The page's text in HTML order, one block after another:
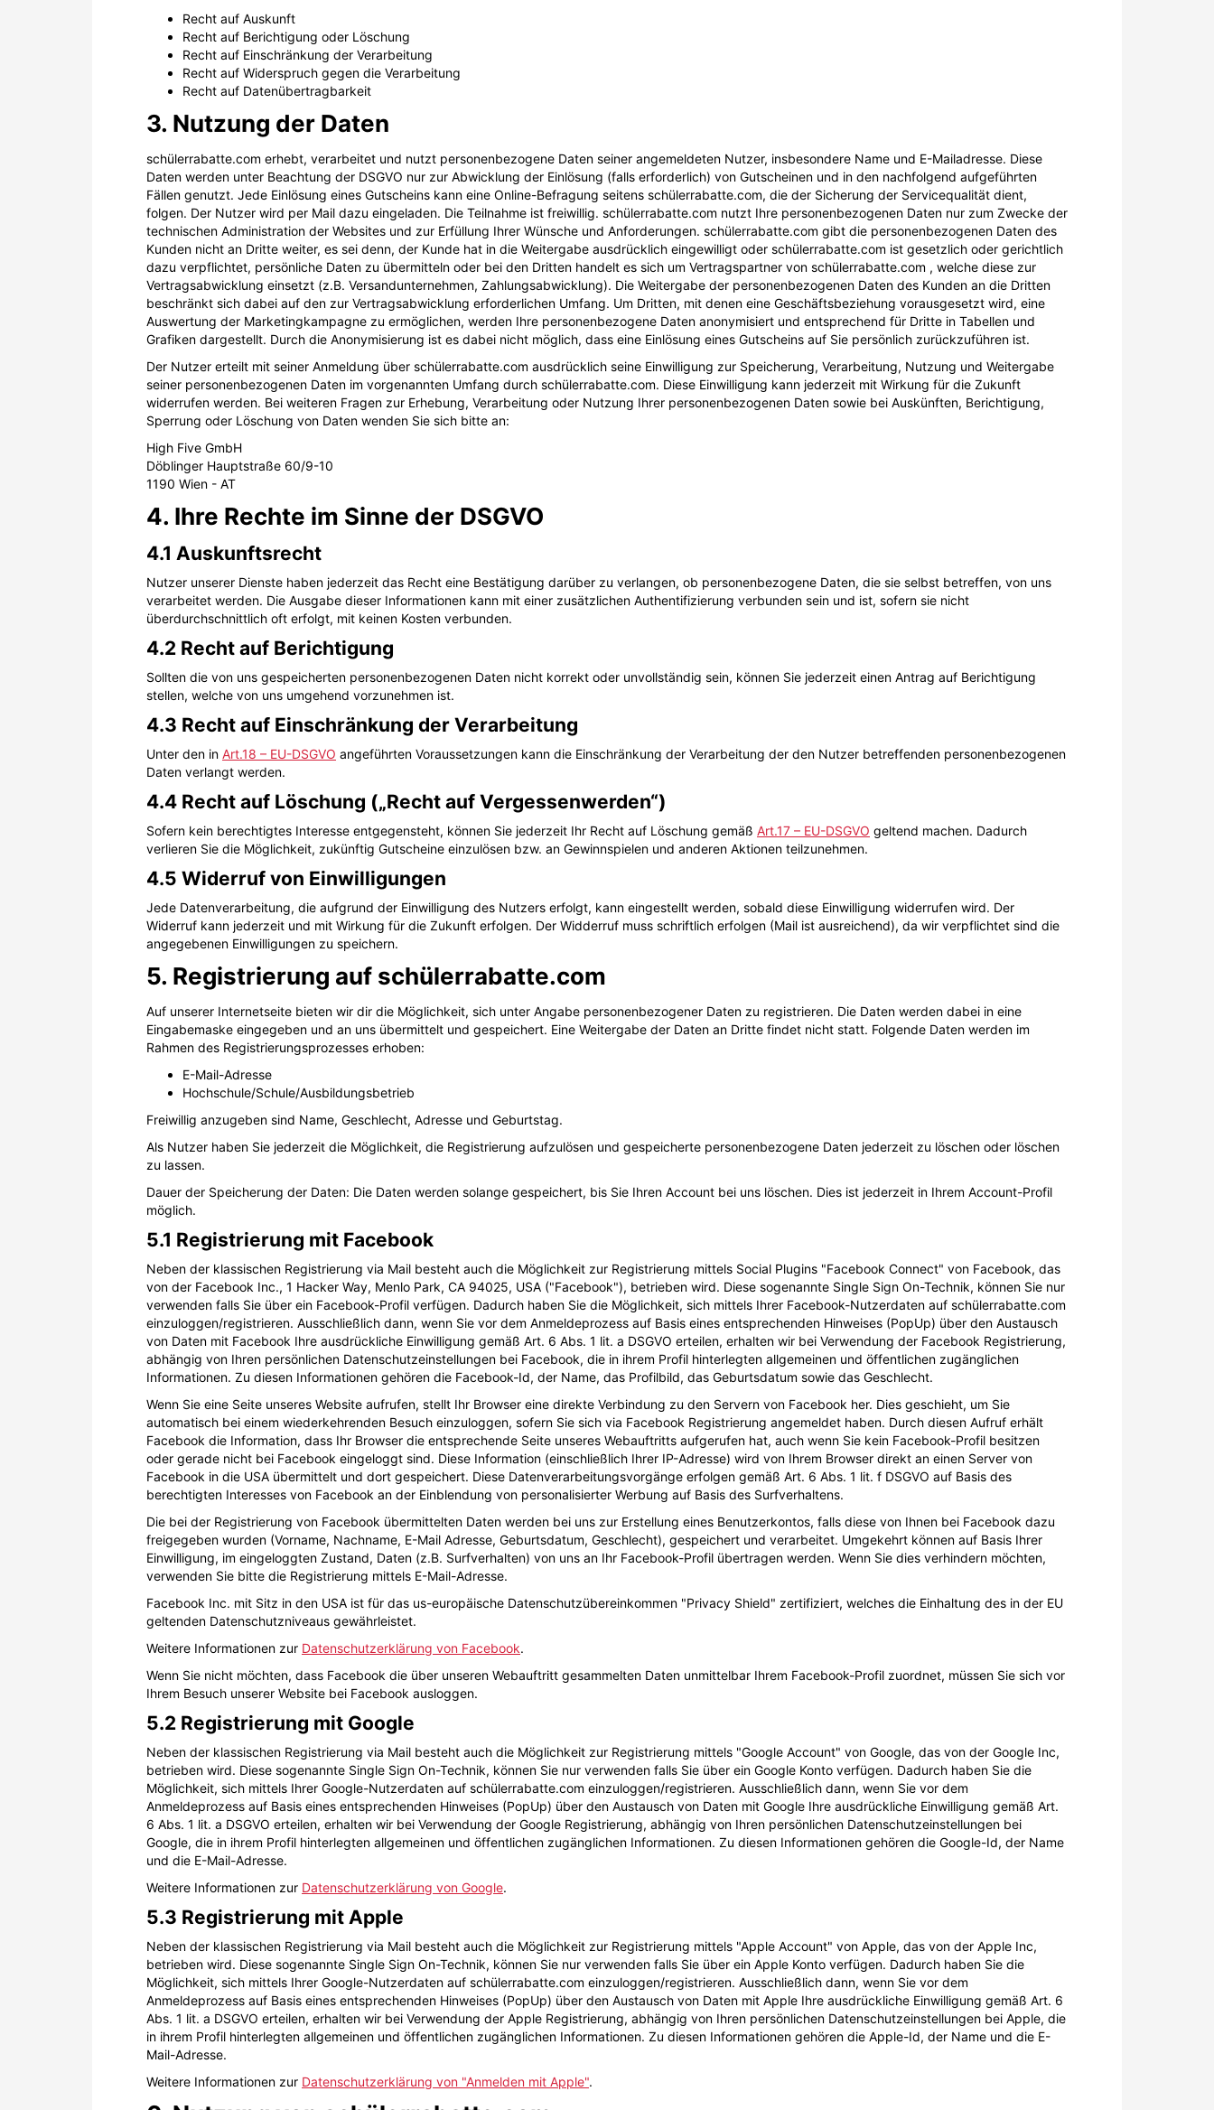
Recht auf Auskunft
Recht auf Berichtigung oder Löschung
Recht auf Einschränkung der Verarbeitung
Recht auf Widerspruch gegen die Verarbeitung
Recht auf Datenübertragbarkeit
3. Nutzung der Daten
schülerrabatte.com erhebt, verarbeitet und nutzt personenbezogene Daten seiner angemeldeten Nutzer, insbesondere Name und E-Mailadresse. Diese
Daten werden unter Beachtung der DSGVO nur zur Abwicklung der Einlösung (falls erforderlich) von Gutscheinen und in den nachfolgend aufgeführten
Fällen genutzt. Jede Einlösung eines Gutscheins kann eine Online-Befragung seitens schülerrabatte.com, die der Sicherung der Servicequalität dient,
folgen. Der Nutzer wird per Mail dazu eingeladen. Die Teilnahme ist freiwillig. schülerrabatte.com nutzt Ihre personenbezogenen Daten nur zum Zwecke der
technischen Administration der Websites und zur Erfüllung Ihrer Wünsche und Anforderungen. schülerrabatte.com gibt die personenbezogenen Daten des
Kunden nicht an Dritte weiter, es sei denn, der Kunde hat in die Weitergabe ausdrücklich eingewilligt oder schülerrabatte.com ist gesetzlich oder gerichtlich
dazu verpflichtet, persönliche Daten zu übermitteln oder bei den Dritten handelt es sich um Vertragspartner von schülerrabatte.com , welche diese zur
Vertragsabwicklung einsetzt (z.B. Versandunternehmen, Zahlungsabwicklung). Die Weitergabe der personenbezogenen Daten des Kunden an die Dritten
beschränkt sich dabei auf den zur Vertragsabwicklung erforderlichen Umfang. Um Dritten, mit denen eine Geschäftsbeziehung vorausgesetzt wird, eine
Auswertung der Marketingkampagne zu ermöglichen, werden Ihre personenbezogene Daten anonymisiert und entsprechend für Dritte in Tabellen und
Grafiken dargestellt. Durch die Anonymisierung ist es dabei nicht möglich, dass eine Einlösung eines Gutscheins auf Sie persönlich zurückzuführen ist.
Der Nutzer erteilt mit seiner Anmeldung über schülerrabatte.com ausdrücklich seine Einwilligung zur Speicherung, Verarbeitung, Nutzung und Weitergabe
seiner personenbezogenen Daten im vorgenannten Umfang durch schülerrabatte.com. Diese Einwilligung kann jederzeit mit Wirkung für die Zukunft
widerrufen werden. Bei weiteren Fragen zur Erhebung, Verarbeitung oder Nutzung Ihrer personenbezogenen Daten sowie bei Auskünften, Berichtigung,
Sperrung oder Löschung von Daten wenden Sie sich bitte an:
High Five GmbH
Döblinger Hauptstraße 60/9-10
1190 Wien - AT
4. Ihre Rechte im Sinne der DSGVO
4.1 Auskunftsrecht
Nutzer unserer Dienste haben jederzeit das Recht eine Bestätigung darüber zu verlangen, ob personenbezogene Daten, die sie selbst betreffen, von uns
verarbeitet werden. Die Ausgabe dieser Informationen kann mit einer zusätzlichen Authentifizierung verbunden sein und ist, sofern sie nicht
überdurchschnittlich oft erfolgt, mit keinen Kosten verbunden.
4.2 Recht auf Berichtigung
Sollten die von uns gespeicherten personenbezogenen Daten nicht korrekt oder unvollständig sein, können Sie jederzeit einen Antrag auf Berichtigung
stellen, welche von uns umgehend vorzunehmen ist.
4.3 Recht auf Einschränkung der Verarbeitung
Unter den in Art.18 – EU-DSGVO angeführten Voraussetzungen kann die Einschränkung der Verarbeitung der den Nutzer betreffenden personenbezogenen
Daten verlangt werden.
4.4 Recht auf Löschung („Recht auf Vergessenwerden“)
Sofern kein berechtigtes Interesse entgegensteht, können Sie jederzeit Ihr Recht auf Löschung gemäß Art.17 – EU-DSGVO geltend machen. Dadurch
verlieren Sie die Möglichkeit, zukünftig Gutscheine einzulösen bzw. an Gewinnspielen und anderen Aktionen teilzunehmen.
4.5 Widerruf von Einwilligungen
Jede Datenverarbeitung, die aufgrund der Einwilligung des Nutzers erfolgt, kann eingestellt werden, sobald diese Einwilligung widerrufen wird. Der
Widerruf kann jederzeit und mit Wirkung für die Zukunft erfolgen. Der Widderruf muss schriftlich erfolgen (Mail ist ausreichend), da wir verpflichtet sind die
angegebenen Einwilligungen zu speichern.
5. Registrierung auf schülerrabatte.com
Auf unserer Internetseite bieten wir dir die Möglichkeit, sich unter Angabe personenbezogener Daten zu registrieren. Die Daten werden dabei in eine
Eingabemaske eingegeben und an uns übermittelt und gespeichert. Eine Weitergabe der Daten an Dritte findet nicht statt. Folgende Daten werden im
Rahmen des Registrierungsprozesses erhoben:
E-Mail-Adresse
Hochschule/Schule/Ausbildungsbetrieb
Freiwillig anzugeben sind Name, Geschlecht, Adresse und Geburtstag.
Als Nutzer haben Sie jederzeit die Möglichkeit, die Registrierung aufzulösen und gespeicherte personenbezogene Daten jederzeit zu löschen oder löschen
zu lassen.
Dauer der Speicherung der Daten: Die Daten werden solange gespeichert, bis Sie Ihren Account bei uns löschen. Dies ist jederzeit in Ihrem Account-Profil
möglich.
5.1 Registrierung mit Facebook
Neben der klassischen Registrierung via Mail besteht auch die Möglichkeit zur Registrierung mittels Social Plugins "Facebook Connect" von Facebook, das
von der Facebook Inc., 1 Hacker Way, Menlo Park, CA 94025, USA ("Facebook"), betrieben wird. Diese sogenannte Single Sign On-Technik, können Sie nur
verwenden falls Sie über ein Facebook-Profil verfügen. Dadurch haben Sie die Möglichkeit, sich mittels Ihrer Facebook-Nutzerdaten auf schülerrabatte.com
einzuloggen/registrieren. Ausschließlich dann, wenn Sie vor dem Anmeldeprozess auf Basis eines entsprechenden Hinweises (PopUp) über den Austausch
von Daten mit Facebook Ihre ausdrückliche Einwilligung gemäß Art. 6 Abs. 1 lit. a DSGVO erteilen, erhalten wir bei Verwendung der Facebook Registrierung,
abhängig von Ihren persönlichen Datenschutzeinstellungen bei Facebook, die in ihrem Profil hinterlegten allgemeinen und öffentlichen zugänglichen
Informationen. Zu diesen Informationen gehören die Facebook-Id, der Name, das Profilbild, das Geburtsdatum sowie das Geschlecht.
Wenn Sie eine Seite unseres Website aufrufen, stellt Ihr Browser eine direkte Verbindung zu den Servern von Facebook her. Dies geschieht, um Sie
automatisch bei einem wiederkehrenden Besuch einzuloggen, sofern Sie sich via Facebook Registrierung angemeldet haben. Durch diesen Aufruf erhält
Facebook die Information, dass Ihr Browser die entsprechende Seite unseres Webauftritts aufgerufen hat, auch wenn Sie kein Facebook-Profil besitzen
oder gerade nicht bei Facebook eingeloggt sind. Diese Information (einschließlich Ihrer IP-Adresse) wird von Ihrem Browser direkt an einen Server von
Facebook in die USA übermittelt und dort gespeichert. Diese Datenverarbeitungsvorgänge erfolgen gemäß Art. 6 Abs. 1 lit. f DSGVO auf Basis des
berechtigten Interesses von Facebook an der Einblendung von personalisierter Werbung auf Basis des Surfverhaltens.
Die bei der Registrierung von Facebook übermittelten Daten werden bei uns zur Erstellung eines Benutzerkontos, falls diese von Ihnen bei Facebook dazu
freigegeben wurden (Vorname, Nachname, E-Mail Adresse, Geburtsdatum, Geschlecht), gespeichert und verarbeitet. Umgekehrt können auf Basis Ihrer
Einwilligung, im eingeloggten Zustand, Daten (z.B. Surfverhalten) von uns an Ihr Facebook-Profil übertragen werden. Wenn Sie dies verhindern möchten,
verwenden Sie bitte die Registrierung mittels E-Mail-Adresse.
Facebook Inc. mit Sitz in den USA ist für das us-europäische Datenschutzübereinkommen "Privacy Shield" zertifiziert, welches die Einhaltung des in der EU
geltenden Datenschutzniveaus gewährleistet.
Weitere Informationen zur Datenschutzerklärung von Facebook.
Wenn Sie nicht möchten, dass Facebook die über unseren Webauftritt gesammelten Daten unmittelbar Ihrem Facebook-Profil zuordnet, müssen Sie sich vor
Ihrem Besuch unserer Website bei Facebook ausloggen.
5.2 Registrierung mit Google
Neben der klassischen Registrierung via Mail besteht auch die Möglichkeit zur Registrierung mittels "Google Account" von Google, das von der Google Inc,
betrieben wird. Diese sogenannte Single Sign On-Technik, können Sie nur verwenden falls Sie über ein Google Konto verfügen. Dadurch haben Sie die
Möglichkeit, sich mittels Ihrer Google-Nutzerdaten auf schülerrabatte.com einzuloggen/registrieren. Ausschließlich dann, wenn Sie vor dem
Anmeldeprozess auf Basis eines entsprechenden Hinweises (PopUp) über den Austausch von Daten mit Google Ihre ausdrückliche Einwilligung gemäß Art.
6 Abs. 1 lit. a DSGVO erteilen, erhalten wir bei Verwendung der Google Registrierung, abhängig von Ihren persönlichen Datenschutzeinstellungen bei
Google, die in ihrem Profil hinterlegten allgemeinen und öffentlichen zugänglichen Informationen. Zu diesen Informationen gehören die Google-Id, der Name
und die E-Mail-Adresse.
Weitere Informationen zur Datenschutzerklärung von Google.
5.3 Registrierung mit Apple
Neben der klassischen Registrierung via Mail besteht auch die Möglichkeit zur Registrierung mittels "Apple Account" von Apple, das von der Apple Inc,
betrieben wird. Diese sogenannte Single Sign On-Technik, können Sie nur verwenden falls Sie über ein Apple Konto verfügen. Dadurch haben Sie die
Möglichkeit, sich mittels Ihrer Google-Nutzerdaten auf schülerrabatte.com einzuloggen/registrieren. Ausschließlich dann, wenn Sie vor dem
Anmeldeprozess auf Basis eines entsprechenden Hinweises (PopUp) über den Austausch von Daten mit Apple Ihre ausdrückliche Einwilligung gemäß Art. 6
Abs. 1 lit. a DSGVO erteilen, erhalten wir bei Verwendung der Apple Registrierung, abhängig von Ihren persönlichen Datenschutzeinstellungen bei Apple, die
in ihrem Profil hinterlegten allgemeinen und öffentlichen zugänglichen Informationen. Zu diesen Informationen gehören die Apple-Id, der Name und die E-
Mail-Adresse.
Weitere Informationen zur Datenschutzerklärung von "Anmelden mit Apple".